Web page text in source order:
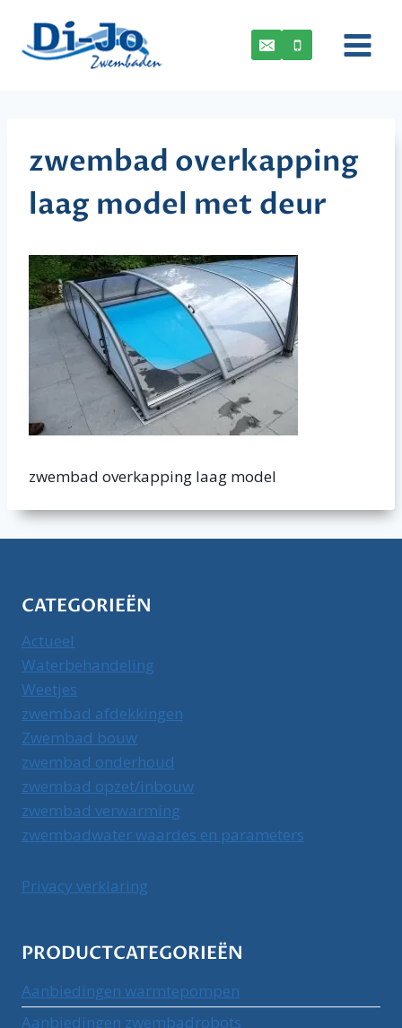
inhoud
zwembad overkapping
laag model met deur
zwembad overkapping laag model
CATEGORIEËN
Actueel
Waterbehandeling
Weetjes
zwembad afdekkingen
Zwembad bouw
zwembad onderhoud
zwembad opzet/inbouw
zwembad verwarming
zwembadwater waardes en parameters
Privacy verklaring
PRODUCTCATEGORIEËN
Aanbiedingen warmtepompen
Aanbiedingen zwembadrobots